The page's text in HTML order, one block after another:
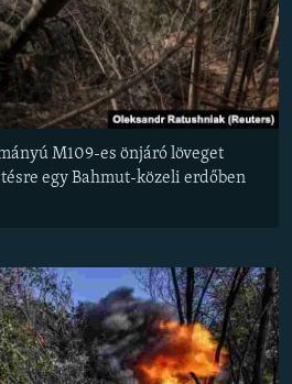
M109-es önjáró löveget
egy Bahmut-közeli erdőben